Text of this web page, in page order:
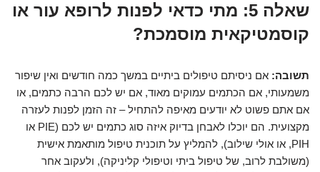
שאלה 5: מתי כדאי לפנות לרופא עור או
קוסמטיקאית מוסמכת?
תשובה: אם ניסיתם טיפולים ביתיים במשך כמה חודשים ואין שיפור
משמעותי, אם הכתמים עמוקים מאוד, אם יש לכם הרבה כתמים, או
אם אתם פשוט לא יודעים מאיפה להתחיל – זה הזמן לפנות לעזרה
מקצועית. הם יוכלו לאבחן בדיוק איזה סוג כתמים יש לכם (PIE או
PIH, או אולי שילוב), להמליץ על תוכנית טיפול מותאמת אישית
(משולבת לרוב, של טיפול ביתי וטיפולי קליניקה), ולעקוב אחר